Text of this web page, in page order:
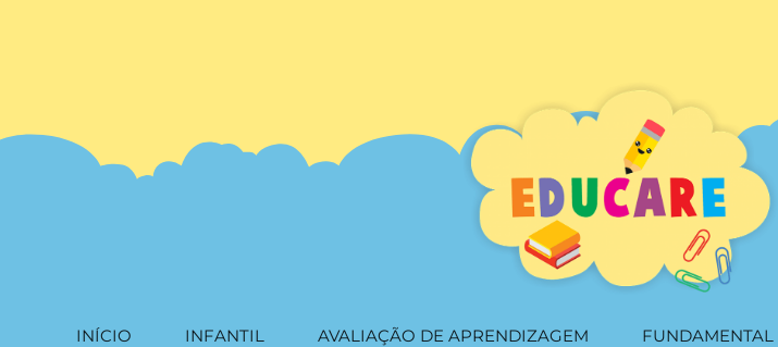
INÍCIO INFANTIL AVALIAÇÃO DE APRENDIZAGEM FUNDAMENTAL